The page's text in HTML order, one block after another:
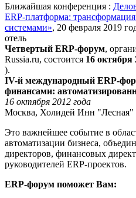
Ближайшая конференция :
ERP-платформа:
системами», 20 февраля 2019
отель
Четвертый ERP-форум,
Russia.ru, состоится 16 октября
).
IV-й международный ERP-
финансами:
16 октября 2012 года
Москва, Холидей Инн "Лесная"
Это важнейшее событие в
автоматизации бизнеса,
директоров, финансовых
руководителей ERP-проектов.
ERP-форум поможет Вам: